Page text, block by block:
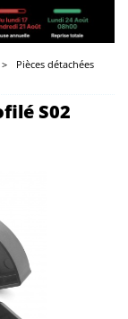
>
Pièces détachées
S02